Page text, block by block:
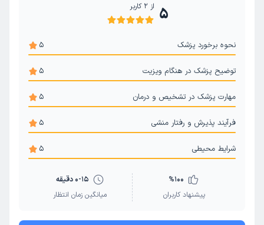
5 از 2 کاربر
نحوه برخورد پزشک 5
توضیح پزشک در هنگام ویزیت 5
مهارت پزشک در تشخیص و درمان 5
فرآیند پذیرش و رفتار منشی 5
شرایط محیطی 5
%100
پیشنهاد کاربران
0-15 دقیقه
میانگین زمان انتظار